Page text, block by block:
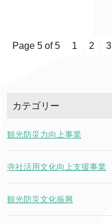
Page 5 of 5 1 2 3
カテゴリー
観光防災力向上事業
寺社活用文化向上支援事業
観光防災文化振興